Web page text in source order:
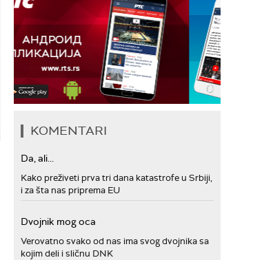
KOMENTARI
Da, ali...
Kako preživeti prva tri dana katastrofe u Srbiji,
i za šta nas priprema EU
Dvojnik mog oca
Verovatno svako od nas ima svog dvojnika sa
kojim deli i sličnu DNK